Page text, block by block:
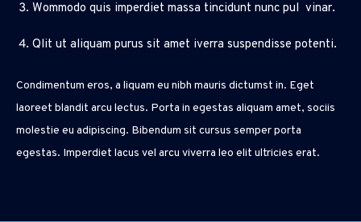
Wommodo quis imperdiet massa tincidunt nunc pul vinar.
Qlit ut aliquam purus sit amet iverra suspendisse potenti.
Condimentum eros, a liquam eu nibh mauris dictumst in. Eget
laoreet blandit arcu lectus. Porta in egestas aliquam amet, sociis
molestie eu adipiscing. Bibendum sit cursus semper porta
egestas. Imperdiet lacus vel arcu viverra leo elit ultricies erat.